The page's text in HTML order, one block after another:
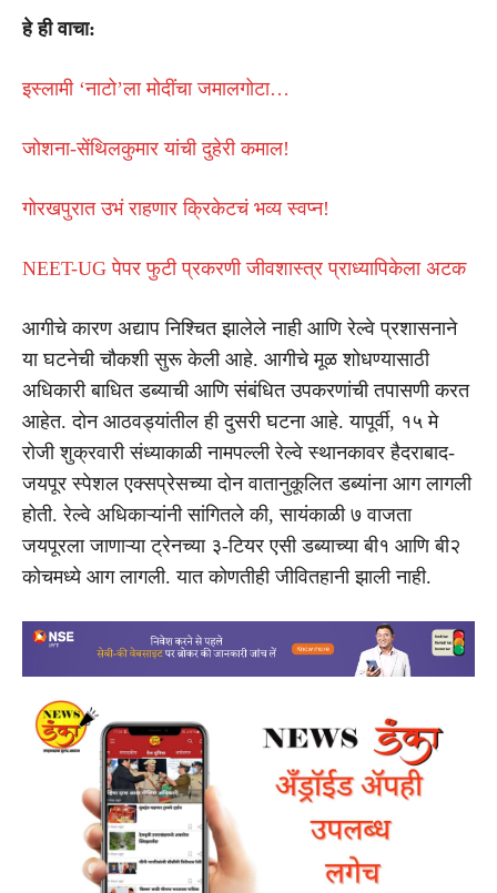
हे ही वाचा:
इस्लामी ‘नाटो’ला मोदींचा जमालगोटा…
जोशना-सेंथिलकुमार यांची दुहेरी कमाल!
गोरखपुरात उभं राहणार क्रिकेटचं भव्य स्वप्न!
NEET-UG पेपर फुटी प्रकरणी जीवशास्त्र प्राध्यापिकेला अटक
आगीचे कारण अद्याप निश्चित झालेले नाही आणि रेल्वे प्रशासनाने
या घटनेची चौकशी सुरू केली आहे. आगीचे मूळ शोधण्यासाठी
अधिकारी बाधित डब्याची आणि संबंधित उपकरणांची तपासणी करत
आहेत. दोन आठवड्यांतील ही दुसरी घटना आहे. यापूर्वी, १५ मे
रोजी शुक्रवारी संध्याकाळी नामपल्ली रेल्वे स्थानकावर हैदराबाद-
जयपूर स्पेशल एक्सप्रेसच्या दोन वातानुकूलित डब्यांना आग लागली
होती. रेल्वे अधिकाऱ्यांनी सांगितले की, सायंकाळी ७ वाजता
जयपूरला जाणाऱ्या ट्रेनच्या ३-टियर एसी डब्याच्या बी१ आणि बी२
कोचमध्ये आग लागली. यात कोणतीही जीवितहानी झाली नाही.